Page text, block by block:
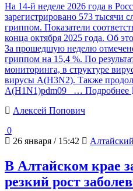
На 14‑й неделе 2026 года в
зарегистрировано 573 тысячи
гриппом. Показатели
конца октября 2025 года. Об
За прошедшую неделю
гриппом на 15,4 %. По
мониторинга, в структуре
вирусы А(H3N2). Также
А(H1N1)pdm09
… Подробнее
Алексей Попович
0
26 января / 15:42
В Алтайском крае
резкий рост